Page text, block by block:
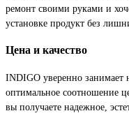
ремонт своими руками и
установке продукт без
Цена и качество
INDIGO уверенно занимает
оптимальное соотношение
вы получаете надежное,